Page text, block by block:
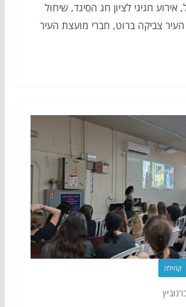
חגיגי לציון חג הסיגד, שיחול
צביקה ברוט, חברי מועצת העיר
קהילה